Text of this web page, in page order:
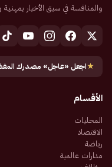
والمنافسة في سبق الأخبار
★اجعل «عاجل» مصدرك
الأقسام
المحليات
الاقتصاد
رياضة
مدارات عالمية